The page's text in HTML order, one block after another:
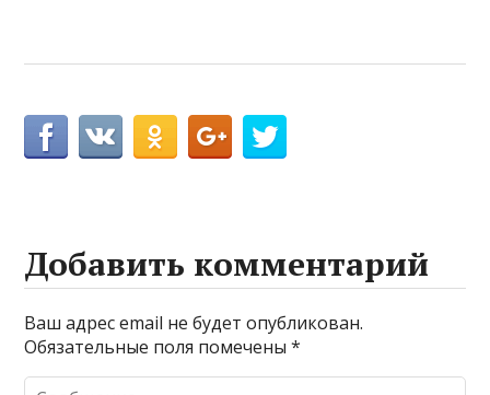
Добавить комментарий
Ваш адрес email не будет опубликован.
Обязательные поля помечены*